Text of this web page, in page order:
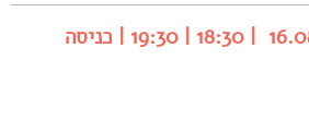
סקייטפארק | 16.08.2023 | 18:30 | 19:30 | כניסה